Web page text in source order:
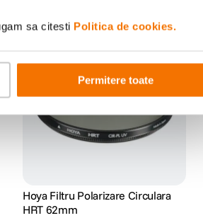
sa citesti Politica de cookies.
Permitere toate
Hoya Filtru Polarizare Circulara
HRT 62mm